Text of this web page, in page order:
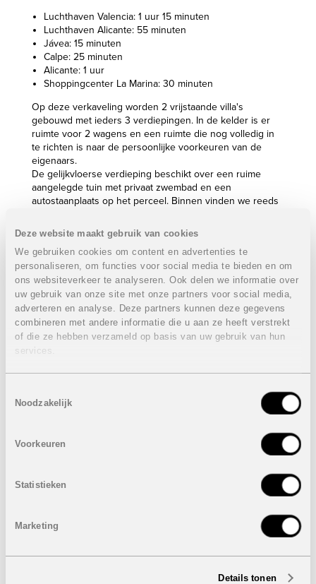
Deze website maakt gebruik van cookies
We gebruiken cookies om content en advertenties te
personaliseren, om functies voor social media te bieden en om
ons websiteverkeer te analyseren. Ook delen we informatie over
uw gebruik van onze site met onze partners voor social media,
adverteren en analyse. Deze partners kunnen deze gegevens
combineren met andere informatie die u aan ze heeft verstrekt
of die ze hebben verzameld op basis van uw gebruik van hun
services.
Noodzakelijk
Voorkeuren
Statistieken
Marketing
Details tonen
Luchthaven Valencia: 1 uur 15 minuten
Luchthaven Alicante: 55 minuten
Jávea: 15 minuten
Calpe: 25 minuten
Alicante: 1 uur
Shoppingcenter La Marina: 30 minuten
Op deze verkaveling worden 2 vrijstaande villa's
gebouwd met ieders 3 verdiepingen. In de kelder is er
ruimte voor 2 wagens en een ruimte die nog volledig in
te richten is naar de persoonlijke voorkeuren van de
eigenaars.
De gelijkvloerse verdieping beschikt over een ruime
aangelegde tuin met privaat zwembad en een
autostaanplaats op het perceel. Binnen vinden we reeds
eetkamer met open keuken en berging.
De eerste verdieping beschikt over 2 slaapkamers met 2
en-suite badkamers en een terras.
Eigenschappen villa 1: VERKOCHT
3 Slaapkamers
3 Badkamers
Bebouwde oppervlakte: 476 m²
Terras: 132 m²
Zuid-georiënteerd
Eigenschappen villa 2:
3 Badkamers
Bebouwde oppervlakte: 510 m²
Garage
Perceel: 801 m²